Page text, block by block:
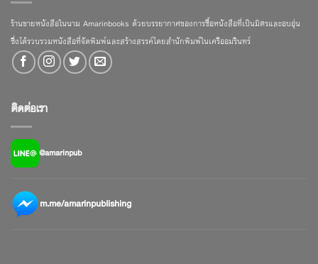
ร้านขายหนังสือในนาม Amarinbooks ด้วยบรรยากาศของการซื้อหนังสือที่เป็นมิตรและอบอุ่น
ซึ่งได้รวบรวมหนังสือที่จัดพิมพ์และสร้างสรรค์โดยสำนักพิมพ์ในเครืออมรินทร์
ติดต่อเรา
@amarinpub
m.me/amarinpublishing